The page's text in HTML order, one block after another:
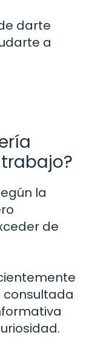
darte
a
la
de